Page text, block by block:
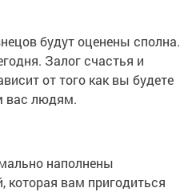
будут оценены сполна.
Залог счастья и
от того как вы будете
вас людям.
наполнены
которая вам пригодиться